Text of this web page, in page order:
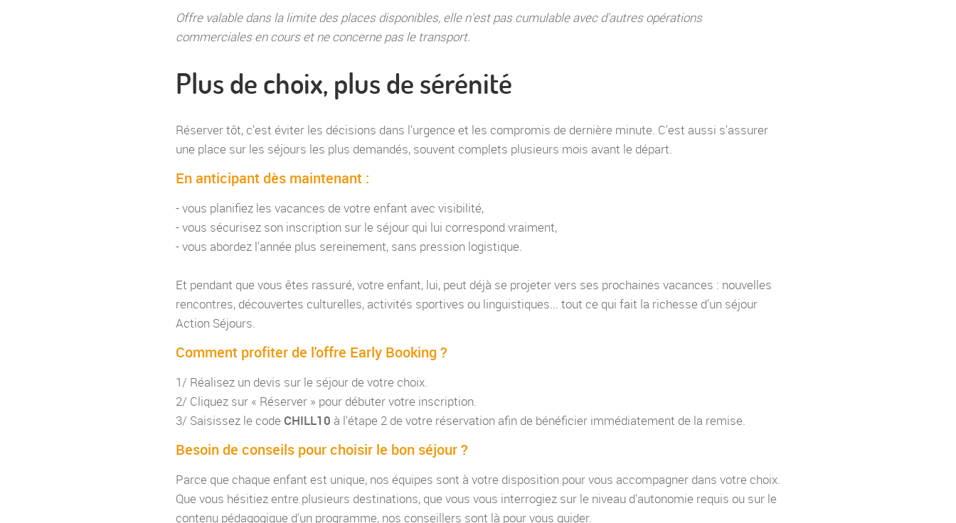
Offre valable dans la limite des places disponibles, elle n'est pas cumulable avec d'autres opérations
commerciales en cours et ne concerne pas le transport.
Plus de choix, plus de sérénité
Réserver tôt, c'est éviter les décisions dans l'urgence et les compromis de dernière minute. C'est aussi s'assurer
une place sur les séjours les plus demandés, souvent complets plusieurs mois avant le départ.
En anticipant dès maintenant :
- vous planifiez les vacances de votre enfant avec visibilité,
- vous sécurisez son inscription sur le séjour qui lui correspond vraiment,
- vous abordez l'année plus sereinement, sans pression logistique.
Et pendant que vous êtes rassuré, votre enfant, lui, peut déjà se projeter vers ses prochaines vacances : nouvelles
rencontres, découvertes culturelles, activités sportives ou linguistiques... tout ce qui fait la richesse d'un séjour
Action Séjours.
Comment profiter de l'offre Early Booking ?
1/ Réalisez un devis sur le séjour de votre choix.
2/ Cliquez sur « Réserver » pour débuter votre inscription.
3/ Saisissez le code CHILL10 à l'étape 2 de votre réservation afin de bénéficier immédiatement de la remise.
Besoin de conseils pour choisir le bon séjour ?
Parce que chaque enfant est unique, nos équipes sont à votre disposition pour vous accompagner dans votre choix.
Que vous hésitiez entre plusieurs destinations, que vous vous interrogiez sur le niveau d'autonomie requis ou sur le
contenu pédagogique d'un programme, nos conseillers sont là pour vous guider.